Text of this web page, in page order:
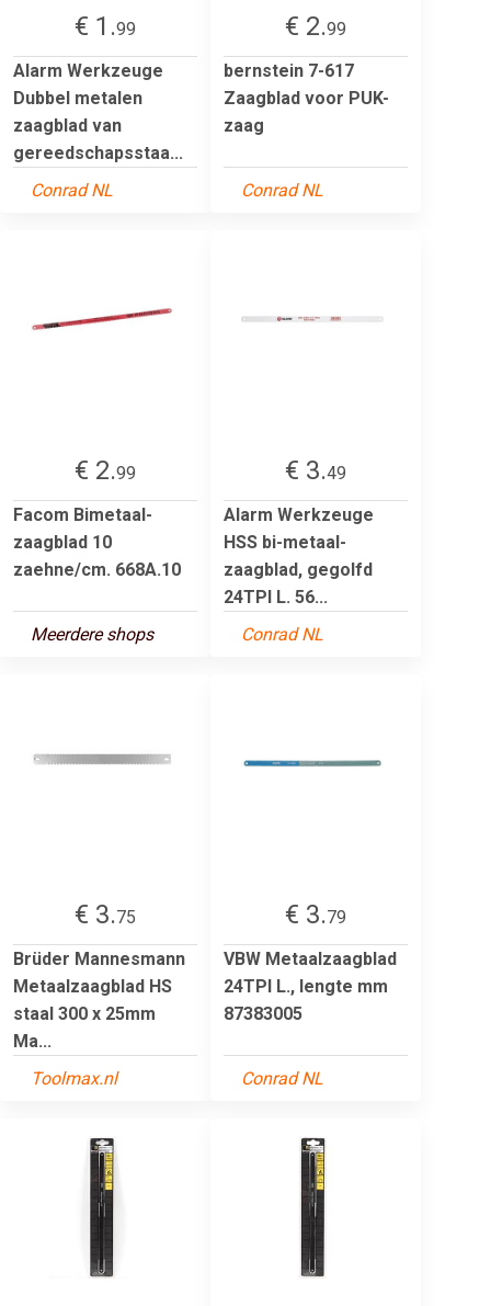
€ 1.99
Alarm Werkzeuge
Dubbel metalen
zaagblad van
gereedschapsstaa...
Conrad NL
€ 2.99
bernstein 7-617
Zaagblad voor PUK-
zaag
Conrad NL
€ 2.99
Facom Bimetaal-
zaagblad 10
zaehne/cm. 668A.10
Meerdere shops
€ 3.49
Alarm Werkzeuge
HSS bi-metaal-
zaagblad, gegolfd
24TPI L. 56...
Conrad NL
€ 3.75
Brüder Mannesmann
Metaalzaagblad HS
staal 300 x 25mm
Ma...
Toolmax.nl
€ 3.79
VBW Metaalzaagblad
24TPI L., lengte mm
87383005
Conrad NL